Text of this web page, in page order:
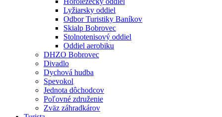
Lyžiarsky oddiel
Odbor Turistiky Baníkov
Skialp Bobrovec
Stolnotenisový oddiel
Oddiel aerobiku
DHZO Bobrovec
Divadlo
Dychová hudba
Spevokol
Jednota dôchodcov
Poľovné združenie
Zväz záhradkárov